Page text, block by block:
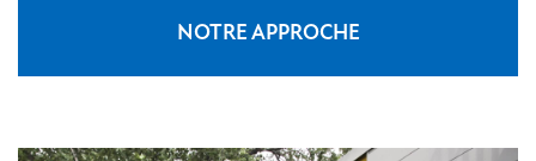
NOTRE APPROCHE